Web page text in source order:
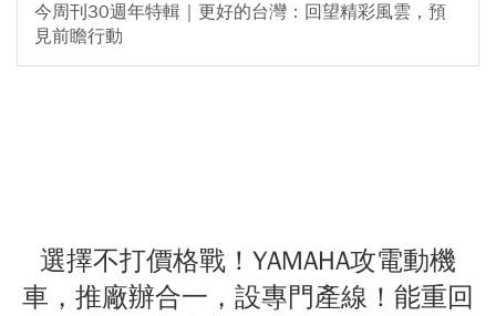
今周刊30週年特輯｜更好的台灣：回望精彩風雲，預
見前瞻行動
選擇不打價格戰！YAMAHA攻電動機
車，推廠辦合一，設專門產線！能重回